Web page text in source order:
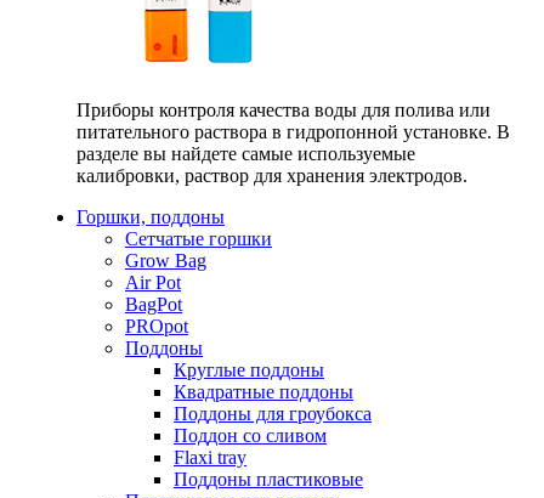
Приборы контроля качества воды для полива или
питательного раствора в гидропонной установке. В
разделе вы найдете самые используемые
калибровки, раствор для хранения электродов.
Горшки, поддоны
Сетчатые горшки
Grow Bag
Air Pot
BagPot
PROpot
Поддоны
Круглые поддоны
Квадратные поддоны
Поддоны для гроубокса
Поддон со сливом
Flaxi tray
Поддоны пластиковые